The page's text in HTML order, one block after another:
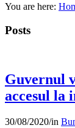
You are here:
Posts
Guvernul
accesul la
30/08/2020/in